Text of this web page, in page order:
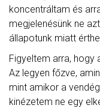
koncentráltam és
megjelenésünk ne
állapotunk miatt
Figyeltem arra, hogy
Az legyen főzve,
mint amikor a
kinézetem ne egy